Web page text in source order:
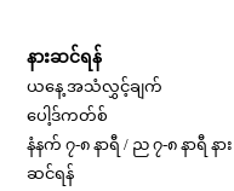
နားဆင်ရန်
ယနေ့ အသံလွှင့်ချက်
ပေါ့ဒ်ကတ်စ်
နံနက် ၇-၈ နာရီ / ည ၇-၈ နာရီ နား
ဆင်ရန်